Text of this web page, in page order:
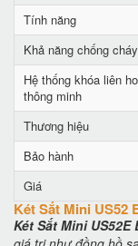
Tính năng
Khả năng chống cháy
Hệ thống khóa liên
thông minh
Thương hiệu
Bảo hành
Giá
Két Sắt Mini US52
Két Sắt Mini US52E